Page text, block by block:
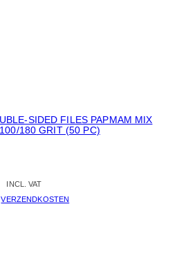
SIDED FILES PAPMAM MIX
180 GRIT (50 PC)
INCL. VAT
VERZENDKOSTEN